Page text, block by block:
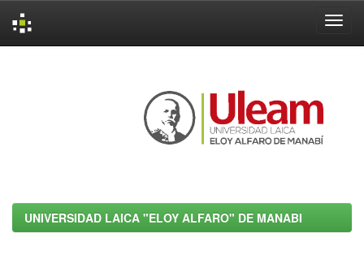
UNIVERSIDAD LAICA "ELOY ALFARO" DE MANABI